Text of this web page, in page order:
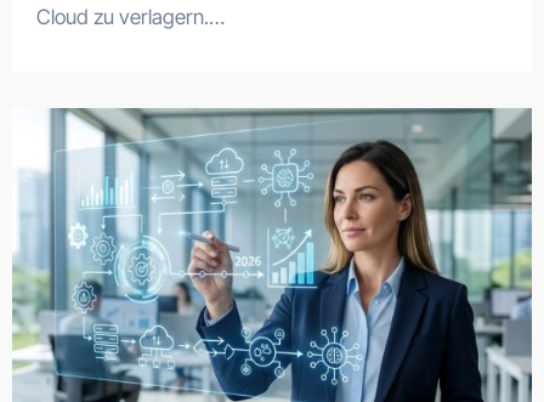
Cloud zu verlagern.…